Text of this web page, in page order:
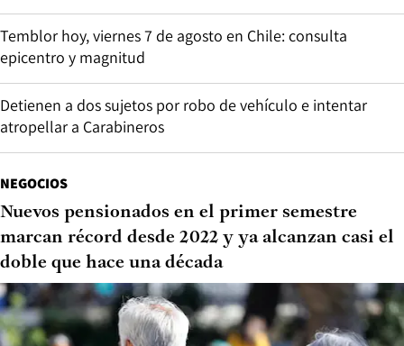
Temblor hoy, viernes 7 de agosto en Chile: consulta
epicentro y magnitud
Detienen a dos sujetos por robo de vehículo e intentar
atropellar a Carabineros
NEGOCIOS
Nuevos pensionados en el primer semestre
marcan récord desde 2022 y ya alcanzan casi el
doble que hace una década